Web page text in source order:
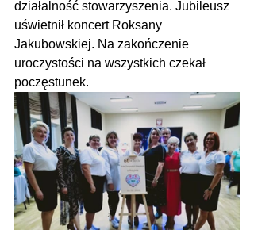
działalność stowarzyszenia. Jubileusz
uświetnił koncert Roksany
Jakubowskiej. Na zakończenie
uroczystości na wszystkich czekał
poczęstunek.